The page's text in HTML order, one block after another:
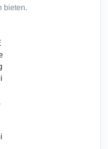
bieten.